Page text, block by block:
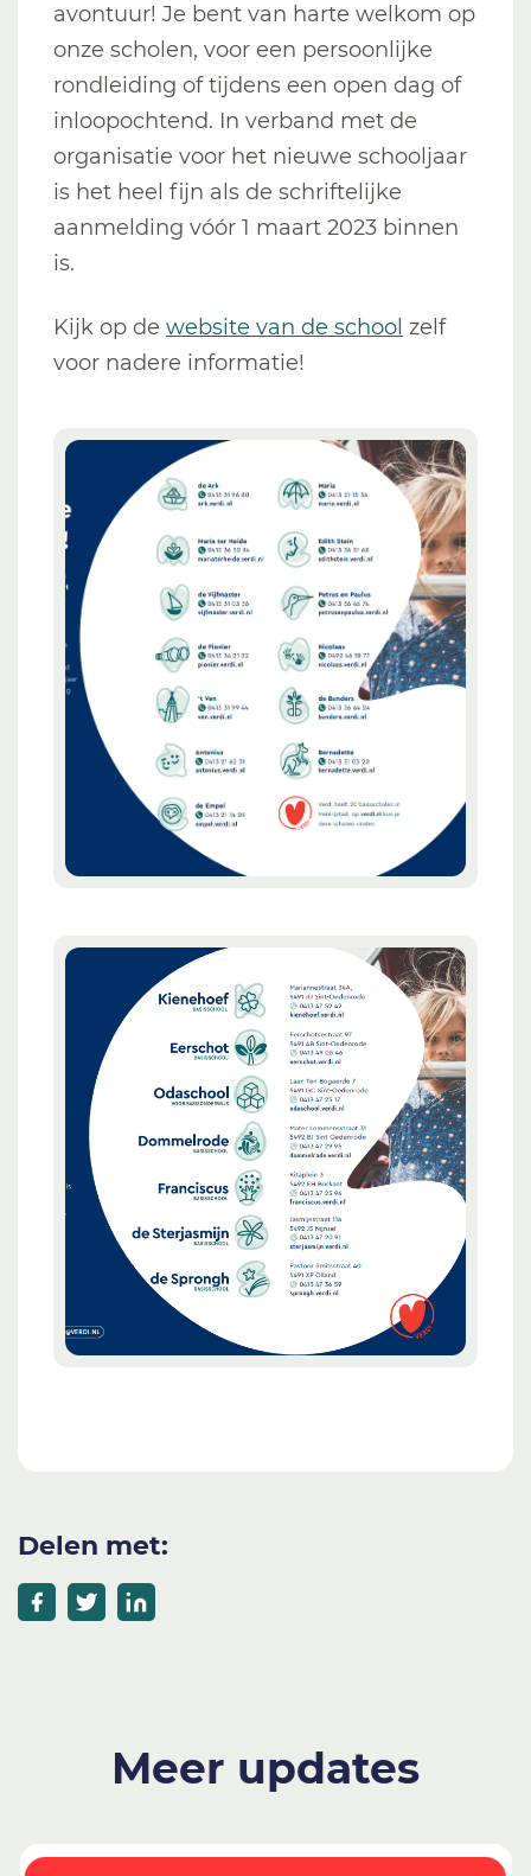
avontuur! Je bent van harte welkom op
onze scholen, voor een persoonlijke
rondleiding of tijdens een open dag of
inloopochtend. In verband met de
organisatie voor het nieuwe schooljaar
is het heel fijn als de schriftelijke
aanmelding vóór 1 maart 2023 binnen
is.
Kijk op de website van de school zelf
voor nadere informatie!
Delen met:
Meer updates